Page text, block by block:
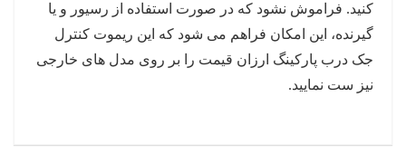
کنید. فراموش نشود که در صورت استفاده از رسیور و یا
گیرنده، این امکان فراهم می شود که این ریموت کنترل
جک درب پارکینگ ارزان قیمت را بر روی مدل های خارجی
نیز ست نمایید.